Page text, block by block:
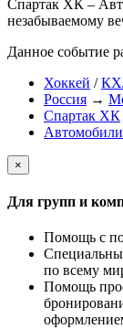
Спартак ХК –
незабываемому
Данное событие
Хоккей /
Россия →
Спартак ХК
×
Для групп и
Помощь с
по всему
Помощь